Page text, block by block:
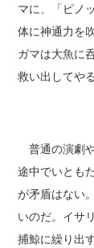
マに、「ピノ
体に神通力を
ガマは大魚に
救い出してや
普通の演劇
途中でいとも
が矛盾はない
いのだ。イサ
捕鯨に繰り出